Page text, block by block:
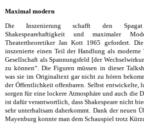
Maximal modern
Die Inszenierung schafft den Spagat
Shakespearehaftigkeit und maximaler
Theatertheoretiker Jan Kott 1965 gefordert.
inszenierte einen Teil der Handlung als moderne
Gesellschaft als Spannungsfeld [der
zu können“. Die Figuren müssen in dieser
was sie im Originaltext gar nicht zu hören
der Öffentlichkeit offenbaren. Selbst entwickelte,
sorgen für eine lockere Atmosphäre und auch die
ist dafür verantwortlich, dass Shakespeare nicht
sehr unterhaltsam daherkommt. Dank der neuen
Mayenburg konnte man dem Schauspiel trotz